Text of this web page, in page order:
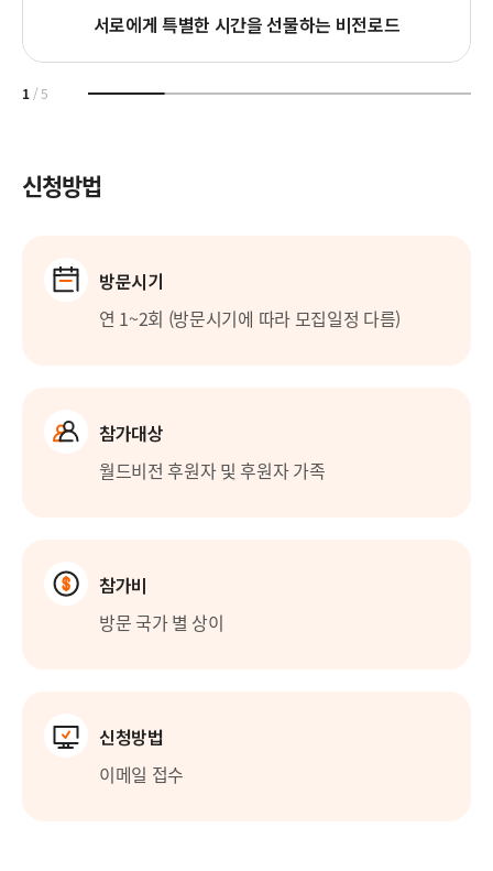
서로에게 특별한 시간을 선물하는 비전로드
1/5
신청방법
방문시기
연 1~2회 (방문시기에 따라 모집일정 다름)
참가대상
월드비전 후원자 및 후원자 가족
참가비
방문 국가 별 상이
신청방법
이메일 접수